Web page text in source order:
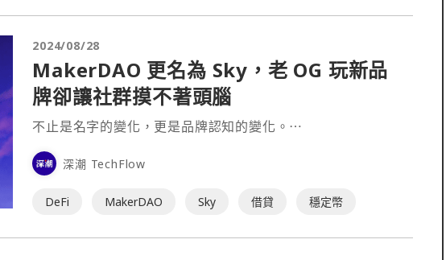
2024/08/28
MakerDAO 更名為 Sky，老 OG 玩新品
牌卻讓社群摸不著頭腦
不止是名字的變化，更是品牌認知的變化。⋯
深潮 TechFlow
DeFi MakerDAO Sky 借貸 穩定幣